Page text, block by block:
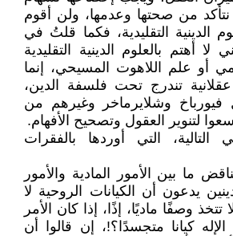
نتأكد من صحتها وعدمها، ولن أقوم
الدينية التقليدية، فكما قلتُ في
لا أهتم بالعلوم الدينية التقليدية
أو علم اللاهوت المسيحي، إنما
تندرج تحت فلسفة الدين،
وشلايرماخر وغيرهم من
لتنوير العقول وتصحيح الأفهام.
التالية، التي أوردها بالفقرات
ما بين الأمور المادية والأمور
يدعون أن الكيانات الروحية لا
تتخذ وصفًا ماديًا، إذًا، إذا كان الأمر
كيانا متجسدًا؟!، إن قالوا أن